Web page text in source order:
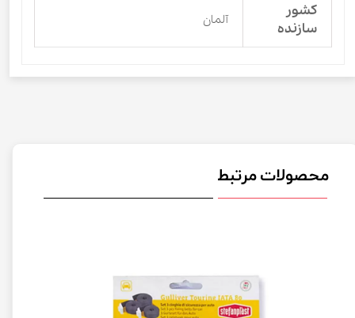
کشور
سازنده
آلمان
محصولات مرتبط